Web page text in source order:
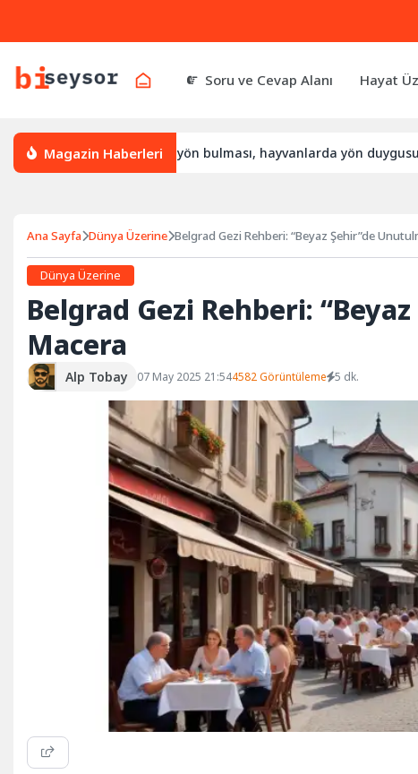
Soru ve Cevap Alanı Hayat
Magazin Haberleri
yön bulur, leylek yön bulması, hayvanlarda yön duygusu
Ana Sayfa Dünya Üzerine Belgrad Gezi Rehberi: “Beyaz Şehir”de
Dünya Üzerine
Belgrad Gezi Rehberi:
Macera
Alp Tobay 07 May 2025 21:544582 Görüntüleme 5 dk.